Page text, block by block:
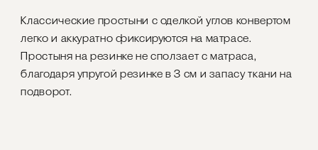
Классические простыни с оделкой углов конвертом
легко и аккуратно фиксируются на матрасе.
Простыня на резинке не сползает с матраса,
благодаря упругой резинке в 3 см и запасу ткани на
подворот.